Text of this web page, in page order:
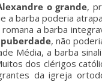
o grande,
a barba poderia
romana a barba
puberdade, não
Média, a barba
dos clérigos
da igreja